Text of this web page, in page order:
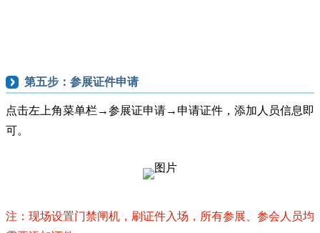
第五步：参展证件申请
点击左上角菜单栏→参展证申请→申请证件，添加人员信息即
可。
注：现场设置门禁闸机，刷证件入场，所有参展、参会人员均